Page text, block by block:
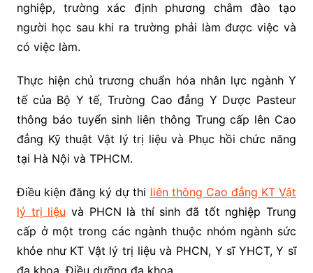
nghiệp, trường xác định phương châm đào tạo
người học sau khi ra trường phải làm được việc và
có việc làm.
Thực hiện chủ trương chuẩn hóa nhân lực ngành Y
tế của Bộ Y tế, Trường Cao đẳng Y Dược Pasteur
thông báo tuyển sinh liên thông Trung cấp lên Cao
đẳng Kỹ thuật Vật lý trị liệu và Phục hồi chức năng
tại Hà Nội và TPHCM.
Điều kiện đăng ký dự thi liên thông Cao đẳng KT Vật
lý trị liệu và PHCN là thí sinh đã tốt nghiệp Trung
cấp ở một trong các ngành thuộc nhóm ngành sức
khỏe như KT Vật lý trị liệu và PHCN, Y sĩ YHCT, Y sĩ
đa khoa, Điều dưỡng đa khoa…